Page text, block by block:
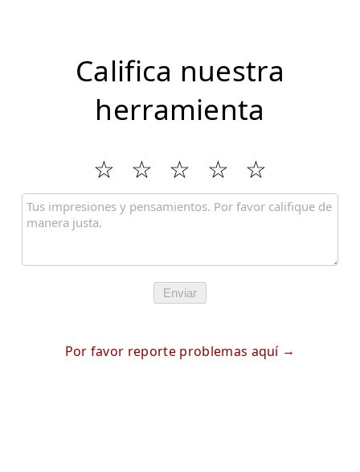
Califica nuestra
herramienta
Enviar
Por favor reporte problemas aquí